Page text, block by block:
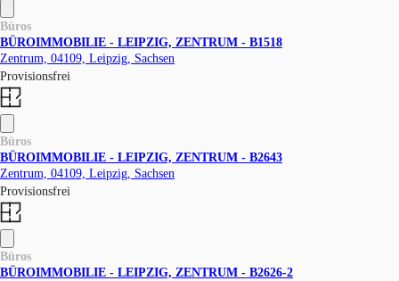
Büros
BÜROIMMOBILIE - LEIPZIG, ZENTRUM - B1518
Zentrum, 04109, Leipzig, Sachsen
Provisionsfrei
Büros
BÜROIMMOBILIE - LEIPZIG, ZENTRUM - B2643
Zentrum, 04109, Leipzig, Sachsen
Provisionsfrei
Büros
BÜROIMMOBILIE - LEIPZIG, ZENTRUM - B2626-2